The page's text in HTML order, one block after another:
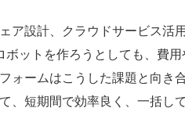
ア設計、クラウドサービス活
ットを作ろうとしても、費
ォームはこうした課題と向き
、短期間で効率良く、一括し